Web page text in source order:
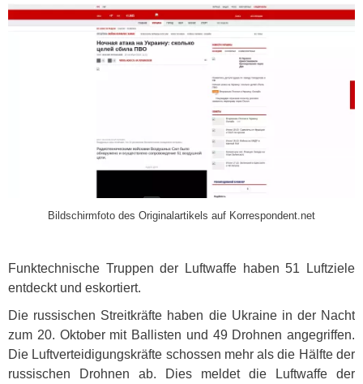
Bildschirmfoto des Originalartikels auf Korrespondent.net
Funktechnische Truppen der Luftwaffe haben 51 Luftziele
entdeckt und eskortiert.
Die russischen Streitkräfte haben die Ukraine in der Nacht
zum 20. Oktober mit Ballisten und 49 Drohnen angegriffen.
Die Luftverteidigungskräfte schossen mehr als die Hälfte der
russischen Drohnen ab. Dies meldet die Luftwaffe der